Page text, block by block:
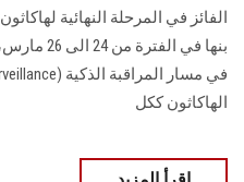
الفائز في المرحلة النهائية
بنها في
الهاكاثون ككل